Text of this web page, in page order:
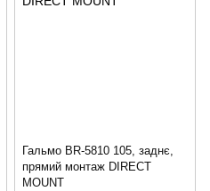
Гальмо BR-5810 105, заднє,
прямий монтаж DIRECT
MOUNT